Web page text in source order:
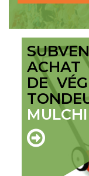
ACHAT
DE